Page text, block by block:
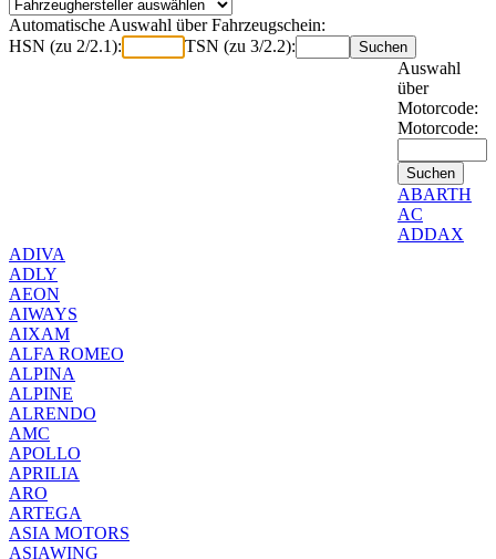
Automatische Auswahl über Fahrzeugschein:
HSN (zu 2/2.1):
TSN (zu 3/2.2):
Auswahl
über
Motorcode:
Motorcode:
ABARTH
AC
ADDAX
ADIVA
ADLY
AEON
AIWAYS
AIXAM
ALFA ROMEO
ALPINA
ALPINE
ALRENDO
AMC
APOLLO
APRILIA
ARO
ARTEGA
ASIA MOTORS
ASIAWING